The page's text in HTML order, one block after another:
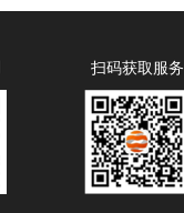
扫码获取服务